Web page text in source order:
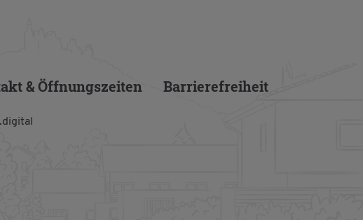
& Öff­nungs­zei­ten Bar­rie­re­frei­heit